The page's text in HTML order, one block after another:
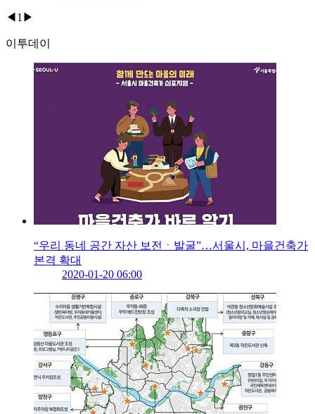
◀ 1 ▶
이투데이
“우리 동네 공간 자산 보전ㆍ발굴”…서울시, 마을건축가
본격 확대
2020-01-20 06:00